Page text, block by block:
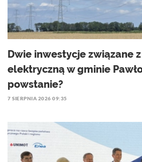
Dwie inwestycje związane
elektryczną w gminie
powstanie?
7 SIERPNIA 2026 09:35